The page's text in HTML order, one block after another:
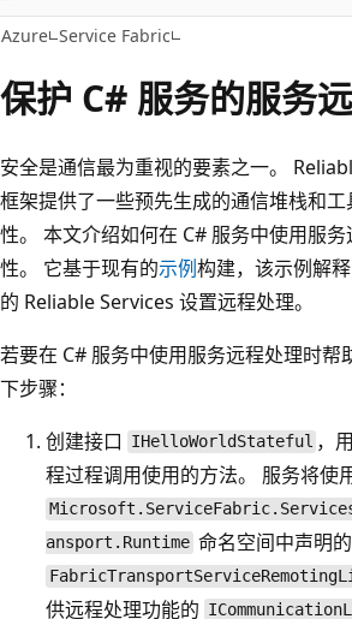
Azure Service Fabric
保护 C# 服务的服务
安全是通信最为重视的要素之一。
框架提供了一些预先生成的通信堆栈和
性。 本文介绍如何在 C# 服务中使用服
性。 它基于现有的示例构建，该示例解
的 Reliable Services 设置远程处理。
若要在 C# 服务中使用服务远程处理时帮
下步骤：
创建接口
IHelloWorldStateful ，
程过程调用使用的方法。 服务将使
ansport.Runtime 命名空间中声明的
供远程处理功能的